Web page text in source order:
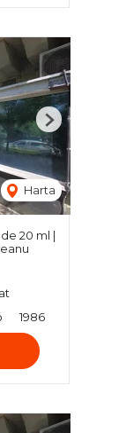
Harta
Next
20 ml |
1986